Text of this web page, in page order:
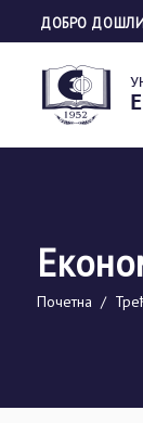
ДОБРО
Почетна /